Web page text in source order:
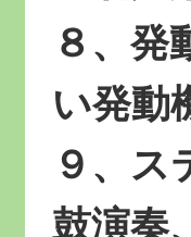
８、発
い発動
９、ス
鼓演奏